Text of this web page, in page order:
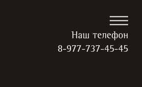
Наш телефон
8-977-737-45-45